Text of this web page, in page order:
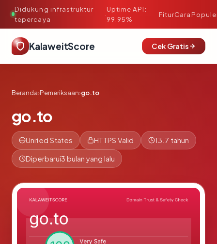
Didukung infrastruktur
tepercaya
·
Uptime API:
99.95%
FiturCara
KalaweitScore Cek Gratis
Beranda›Pemeriksaan›go.to
go.to
United States HTTPS Valid 13.7 tahun
Diperbarui3 bulan yang lalu